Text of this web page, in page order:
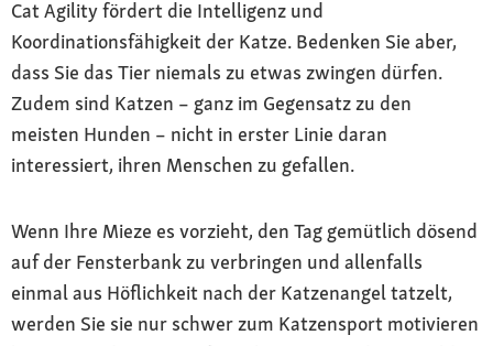
Cat Agility fördert die Intelligenz und
Koordinationsfähigkeit der Katze. Bedenken Sie aber,
dass Sie das Tier niemals zu etwas zwingen dürfen.
Zudem sind Katzen – ganz im Gegensatz zu den
meisten Hunden – nicht in erster Linie daran
interessiert, ihren Menschen zu gefallen.
Wenn Ihre Mieze es vorzieht, den Tag gemütlich dösend
auf der Fensterbank zu verbringen und allenfalls
einmal aus Höflichkeit nach der Katzenangel tatzelt,
werden Sie sie nur schwer zum Katzensport motivieren